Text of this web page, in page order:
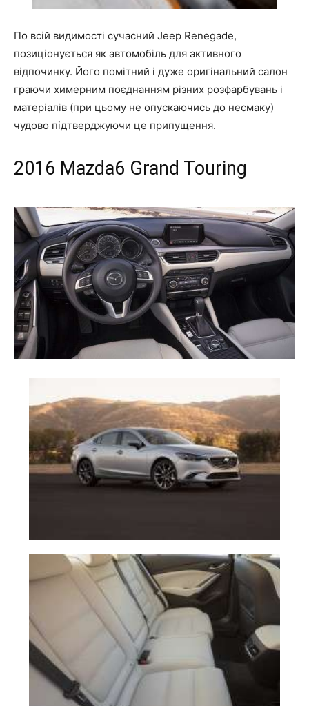
По всій видимості сучасний Jeep Renegade,
позиціонується як автомобіль для активного
відпочинку. Його помітний і дуже оригінальний салон
граючи химерним поєднанням різних розфарбувань і
матеріалів (при цьому не опускаючись до несмаку)
чудово підтверджуючи це припущення.
2016 Mazda6 Grand Touring